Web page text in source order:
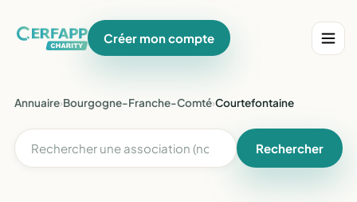
Créer mon compte
Annuaire›Bourgogne-Franche-Comté›Courtefontaine
Rechercher